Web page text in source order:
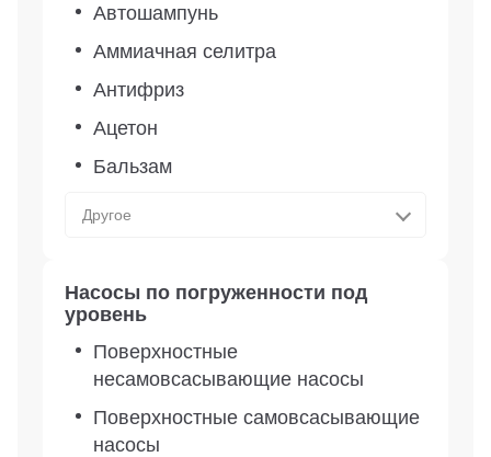
Автошампунь
Аммиачная селитра
Антифриз
Ацетон
Бальзам
Другое
Насосы по погруженности под
уровень
Поверхностные
несамовсасывающие насосы
Поверхностные самовсасывающие
насосы